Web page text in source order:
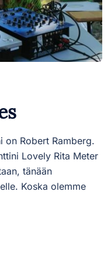
on Robert Ramberg.
Lovely Rita Meter
tänään
Koska olemme